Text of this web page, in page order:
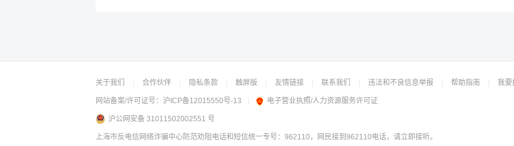
关于我们 合作伙伴 隐私条款 触屏版 友情链接 联系我们 违法和不良信息举报 帮助指南 我要
网站备案/许可证号： 沪ICP备12015550号-13 电子营业执照/人力资源服务许可证
沪公网安备 31011502002551 号
上海市反电信网络诈骗中心防范劝阻电话和短信统一专号：962110，网民接到962110电话，请立即接听。